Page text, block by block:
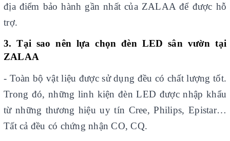
địa điểm bảo hành gần nhất của ZALAA để được hỗ
trợ.
3. Tại sao nên lựa chọn đèn LED sân vườn tại
ZALAA
- Toàn bộ vật liệu được sử dụng đều có chất lượng tốt.
Trong đó, những linh kiện đèn LED được nhập khẩu
từ những thương hiệu uy tín Cree, Philips, Epistar…
Tất cả đều có chứng nhận CO, CQ.